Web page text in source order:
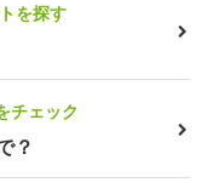
を探す
チェック
？